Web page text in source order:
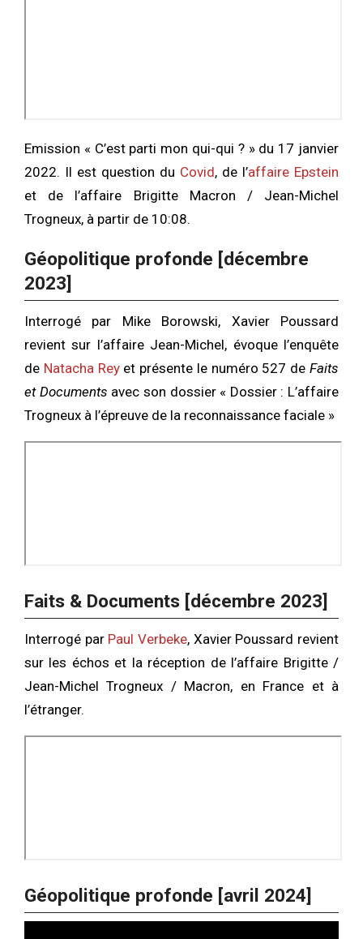
Emission « C’est parti mon qui-qui ? » du 17 janvier
2022. Il est question du Covid, de l’affaire Epstein
et de l’affaire Brigitte Macron / Jean-Michel
Trogneux, à partir de 10:08.
Géopolitique profonde [décembre
2023]
Interrogé par Mike Borowski, Xavier Poussard
revient sur l’affaire Jean-Michel, évoque l’enquête
de Natacha Reyet présente le numéro 527 deFaits
et Documents avec son dossier « Dossier : L’affaire
Trogneux à l’épreuve de la reconnaissance faciale »
Faits & Documents [décembre 2023]
Interrogé par Paul Verbeke, Xavier Poussard revient
sur les échos et la réception de l’affaire Brigitte /
Jean-Michel Trogneux / Macron, en France et à
l’étranger.
Géopolitique profonde [avril 2024]